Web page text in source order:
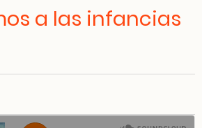
a las infancias